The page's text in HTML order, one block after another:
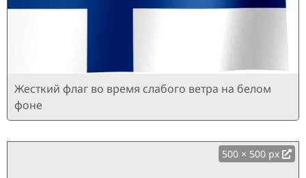
Жесткий флаг во время слабого ветра на белом
фоне
500 × 500 px